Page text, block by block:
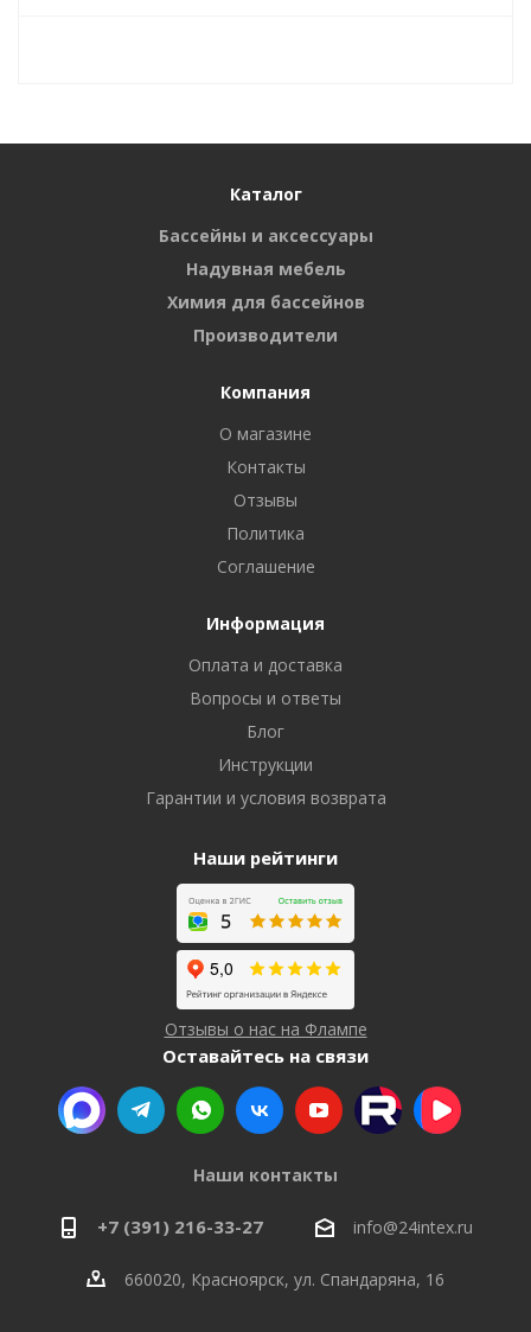
Каталог
Бассейны и аксессуары
Надувная мебель
Химия для бассейнов
Производители
Компания
О магазине
Контакты
Отзывы
Политика
Соглашение
Информация
Оплата и доставка
Вопросы и ответы
Блог
Инструкции
Гарантии и условия возврата
Наши рейтинги
Отзывы о нас на Флампе
Оставайтесь на связи
Наши контакты
+7 (391) 216-33-27 info@24intex.ru
660020, Красноярск, ул. Спандаряна, 16